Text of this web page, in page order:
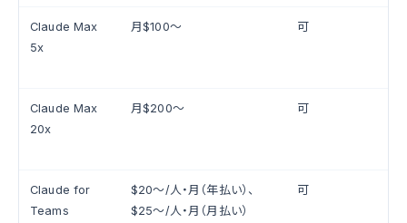
Claude Max
5x
月$100〜 可
Claude Max
20x
月$200〜 可
Claude for
Teams
$20〜/人・月（年払い）、
$25〜/人・月（月払い）
可